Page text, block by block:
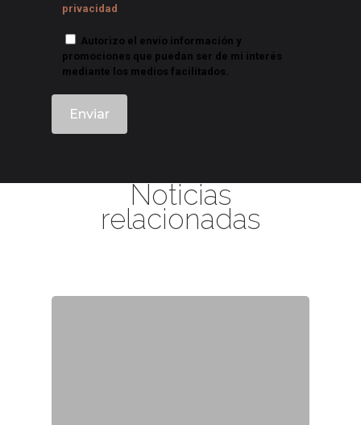
privacidad
Autorizo el envío información y
promociones que puedan ser de mi interés
mediante los medios facilitados.
Noticias
relacionadas